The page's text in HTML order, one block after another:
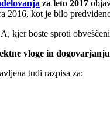
za leto 2017
kot je bilo
kjer boste sproti
vloge in
tudi razpisa za: